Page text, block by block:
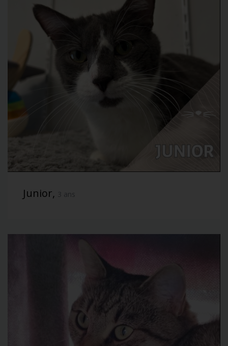
Junior, 3 ans